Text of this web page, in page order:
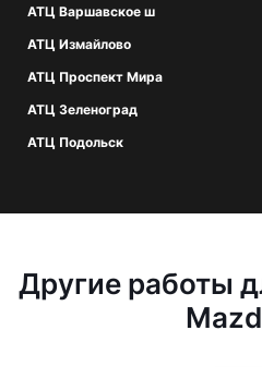
АТЦ Варшавское ш
АТЦ Измайлово
АТЦ Проспект Мира
АТЦ Зеленоград
АТЦ Подольск
Другие работы